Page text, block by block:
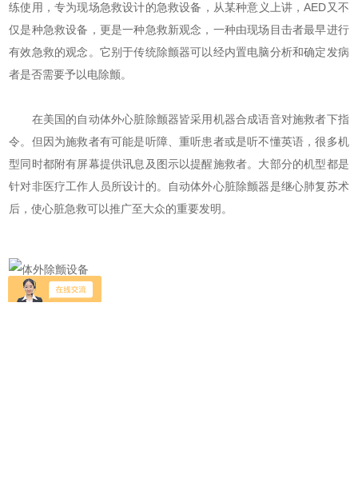
练使用，专为现场急救设计的急救设备，从某种意义上讲，AED又不
仅是种急救设备，更是一种急救新观念，一种由现场目击者最早进行
有效急救的观念。它别于传统除颤器可以经内置电脑分析和确定发病
者是否需要予以电除颤。
在美国的自动体外心脏除颤器皆采用机器合成语音对施救者下指
令。但因为施救者有可能是听障、重听患者或是听不懂英语，很多机
型同时都附有屏幕提供讯息及图示以提醒施救者。大部分的机型都是
针对非医疗工作人员所设计的。自动体外心脏除颤器是继心肺复苏术
后，使心脏急救可以推广至大众的重要发明。